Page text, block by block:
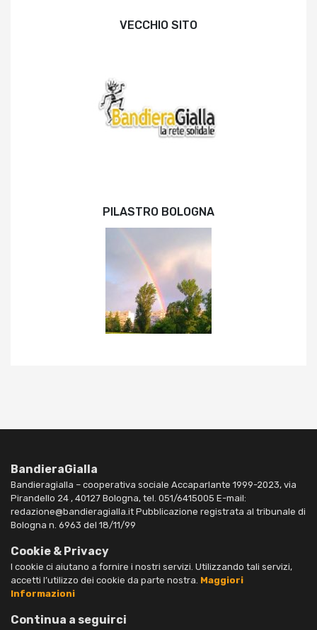
VECCHIO SITO
PILASTRO BOLOGNA
BandieraGialla
Bandieragialla – cooperativa sociale Accaparlante 1999-2023, via
Pirandello 24 , 40127 Bologna, tel. 051/6415005 E-mail:
redazione@bandieragialla.it Pubblicazione registrata al tribunale di
Bologna n. 6963 del 18/11/99
Cookie & Privacy
I cookie ci aiutano a fornire i nostri servizi. Utilizzando tali servizi,
accetti l’utilizzo dei cookie da parte nostra. Maggiori
Informazioni
Continua a seguirci